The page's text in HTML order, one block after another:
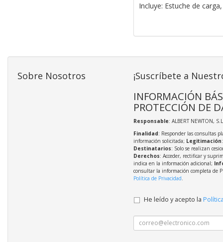
Incluye: Estuche de
Sobre Nosotros ¡Suscríbete a
INFORMACIÓN
PROTECCIÓN DE
Responsable: ALBERT NEWTON,
Finalidad: Responder las consultas
información solicitada; Legitimación
Destinatarios: Solo se realizan
Derechos: Acceder, rectificar y
indica en la información adicional;
consultar la información completa de
Política de Privacidad.
He leído y acepto la